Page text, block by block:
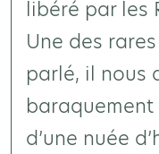
libéré par les
Une des
parlé, il nous
baraquement
d’une nuée